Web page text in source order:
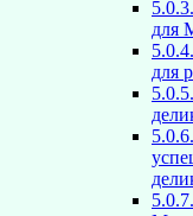
5.0.3.
для
5.0.4.
для
5.0.5.
5.0.6.
5.0.7.